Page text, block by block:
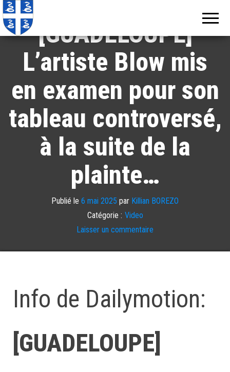
[GUADELOUPE]
L’artiste Blow mis
en examen pour son
tableau controversé,
à la suite de la
plainte…
Publié le 6 mai 2025 par Killian BOREZO
Catégorie : Video
Laisser un commentaire
Info de Dailymotion:
[GUADELOUPE]